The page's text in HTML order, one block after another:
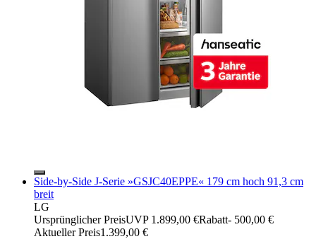
Side-by-Side J-Serie »GSJC40EPPE« 179 cm hoch 91,3 cm
breit
LG
Ursprünglicher PreisUVP 1.899,00 €Rabatt- 500,00 €
Aktueller Preis1.399,00 €